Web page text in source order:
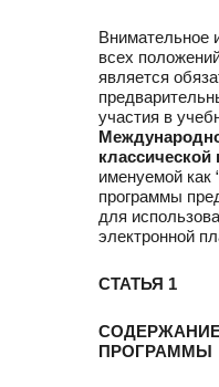
Внимательное
всех
является
участия в
классической
именуемой как
программы
для
электронной
СТАТЬЯ 1
ПРОГРАММЫ